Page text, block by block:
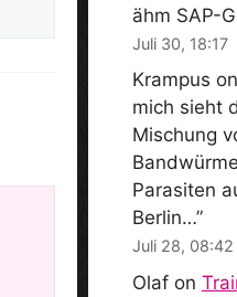
ähm SAP-
Juli 30, 18:17
Krampus on
mich sieht
Mischung
Parasiten
Berlin…”
Juli 28, 08:42
Olaf on